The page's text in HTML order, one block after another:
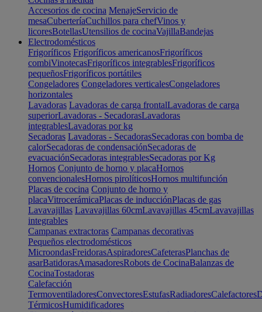
Accesorios de cocina MenajeServicio de
mesaCuberteríaCuchillos para chefVinos y
licoresBotellasUtensilios de cocinaVajillaBandejas
Electrodomésticos
Frigoríficos Frigoríficos americanosFrigoríficos
combiVinotecasFrigoríficos integrablesFrigoríficos
pequeñosFrigoríficos portátiles
Congeladores Congeladores verticalesCongeladores
horizontales
Lavadoras Lavadoras de carga frontalLavadoras de carga
superiorLavadoras - SecadorasLavadoras
integrablesLavadoras por kg
Secadoras Lavadoras - SecadorasSecadoras con bomba de
calorSecadoras de condensaciónSecadoras de
evacuaciónSecadoras integrablesSecadoras por Kg
Hornos Conjunto de horno y placaHornos
convencionalesHornos pirolíticosHornos multifunción
Placas de cocina Conjunto de horno y
placaVitrocerámicaPlacas de inducciónPlacas de gas
Lavavajillas Lavavajillas 60cmLavavajillas 45cmLavavajillas
integrables
Campanas extractoras Campanas decorativas
Pequeños electrodomésticos
MicroondasFreidorasAspiradoresCafeterasPlanchas de
asarBatidorasAmasadoresRobots de CocinaBalanzas de
CocinaTostadoras
Calefacción
TermoventiladoresConvectoresEstufasRadiadoresCalefactores
TérmicosHumidificadores